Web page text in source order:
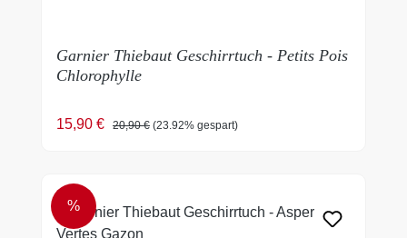
Garnier Thiebaut Geschirrtuch - Petits Pois
Chlorophylle
Verkaufspreis:
15,90 € Regulärer Preis:
20,90 € (23.92% gespart)
RABATT
%